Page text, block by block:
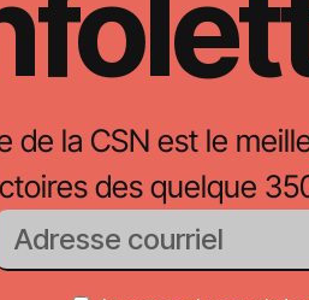
de la CSN est le
des quelque